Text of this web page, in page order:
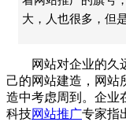
大，人也很多，但
网站对企业的久
己的网站建造， 网站
造中考虑周到。企业
科技网站推广专家指